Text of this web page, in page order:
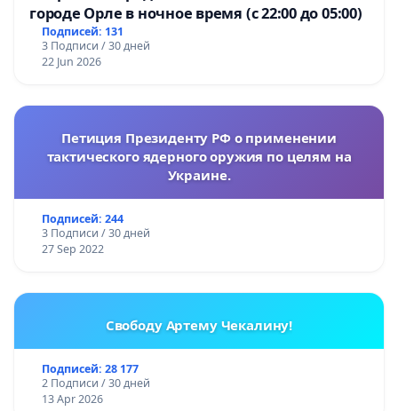
городе Орле в ночное время (с 22:00 до 05:00)
Подписей: 131
3 Подписи / 30 дней
22 Jun 2026
Петиция Президенту РФ о применении
тактического ядерного оружия по целям на
Украине.
Подписей: 244
3 Подписи / 30 дней
27 Sep 2022
Свободу Артему Чекалину!
Подписей: 28 177
2 Подписи / 30 дней
13 Apr 2026